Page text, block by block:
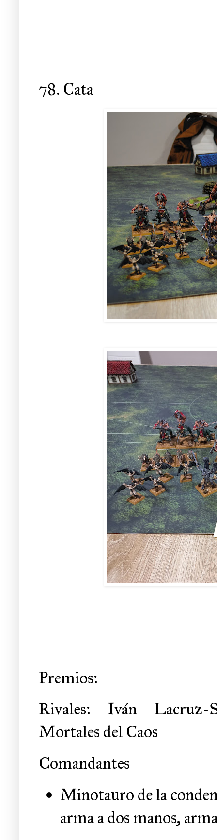
78. Cata
Premios:
Rivales: Iván Lacruz-
Mortales del Caos
Comandantes
Minotauro de la
arma a dos manos,